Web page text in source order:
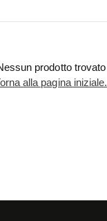
prodotto trovato
alla pagina iniziale.